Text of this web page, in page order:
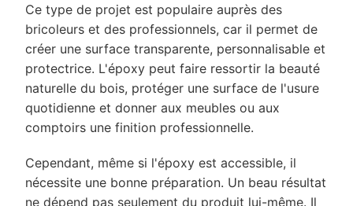
Ce type de projet est populaire auprès des
bricoleurs et des professionnels, car il permet de
créer une surface transparente, personnalisable et
protectrice. L'époxy peut faire ressortir la beauté
naturelle du bois, protéger une surface de l'usure
quotidienne et donner aux meubles ou aux
comptoirs une finition professionnelle.
Cependant, même si l'époxy est accessible, il
nécessite une bonne préparation. Un beau résultat
ne dépend pas seulement du produit lui-même. Il